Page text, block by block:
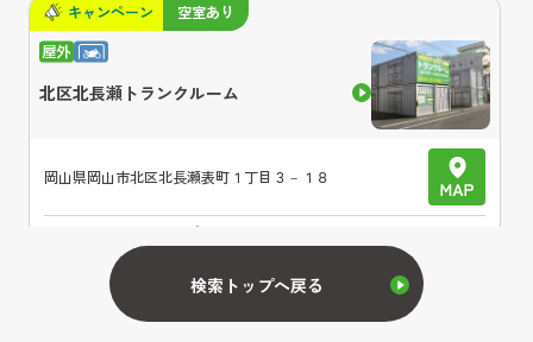
キャンペーン 空室あり
北区北長瀬トランクルーム
岡山県岡山市北区北長瀬表町１丁目３－１８
検索トップへ戻る